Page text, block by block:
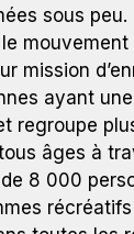
sous peu.
le
mission
ayant
regroupe
âges à
8 000